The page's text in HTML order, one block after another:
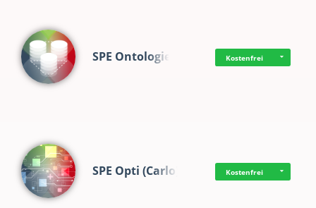
SPE Ontologie Kostenfrei
SPE Opti (Carlo) Kostenfrei